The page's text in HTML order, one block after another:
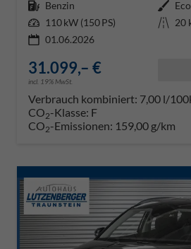
Kraftstoff Benzin Außenfarbe
Leistung 110 kW (150 PS) Kilometerstand 20
01.06.2026
31.099,– €
incl. 19% MwSt.
Verbrauch kombiniert: 7,00 l/
CO2-Klasse: F
CO2-Emissionen: 159,00 g/km